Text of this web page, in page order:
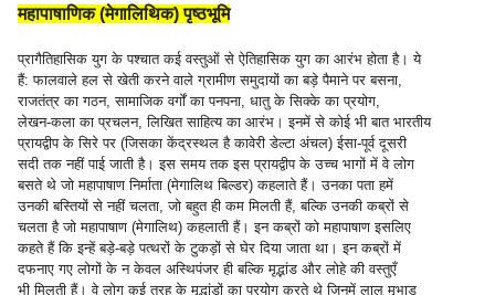
महापाषाणिक (मेगालिथिक) पृष्ठभूमि
प्रागैतिहासिक युग के पश्चात कई वस्तुओं से ऐतिहासिक युग का आरंभ होता है। ये
हैं: फालवाले हल से खेती करने वाले ग्रामीण समुदायों का बड़े पैमाने पर बसना,
राजतंत्र का गठन, सामाजिक वर्गों का पनपना, धातु के सिक्के का प्रयोग,
लेखन-कला का प्रचलन, लिखित साहित्य का आरंभ। इनमें से कोई भी बात भारतीय
प्रायद्वीप के सिरे पर (जिसका केंद्रस्थल है कावेरी डेल्टा अंचल) ईसा-पूर्व दूसरी
सदी तक नहीं पाई जाती है। इस समय तक इस प्रायद्वीप के उच्च भागों में वे लोग
बसते थे जो महापाषाण निर्माता (मेगालिथ बिल्डर) कहलाते हैं। उनका पता हमें
उनकी बस्तियों से नहीं चलता, जो बहुत ही कम मिलती हैं, बल्कि उनकी कब्रों से
चलता है जो महापाषाण (मेगालिथ) कहलाती हैं। इन कब्रों को महापाषाण इसलिए
कहते हैं कि इन्हें बड़े-बड़े पत्थरों के टुकड़ों से घेर दिया जाता था। इन कब्रों में
दफनाए गए लोगों के न केवल अस्थिपंजर ही बल्कि मृद्भांड और लोहे की वस्तुएँ
भी मिलती हैं। वे लोग कई तरह के मृद्भांडों का प्रयोग करते थे जिनमें लाल मृभाड